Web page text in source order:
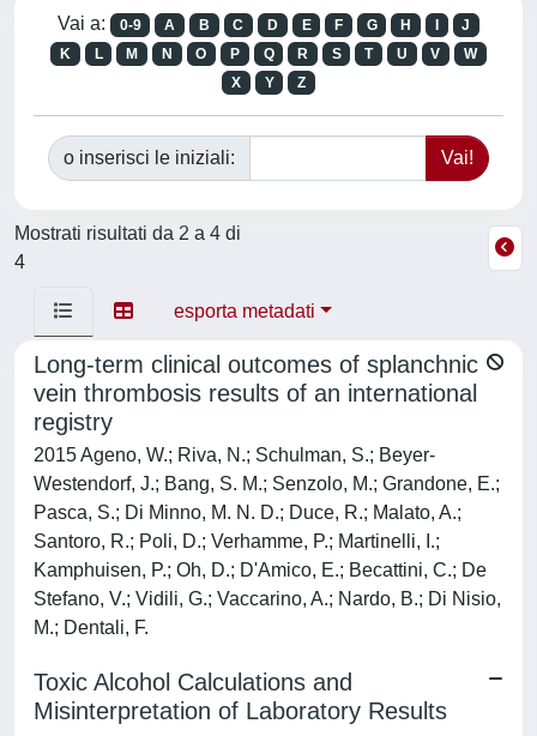
Vai a: 0-9 A B C D E F G H
J
K
L M N O P Q R S T U V
W
X
Y Z
o inserisci le iniziali:
Mostrati risultati da 2 a 4 di
4
esporta metadati
Long-term clinical outcomes of splanchnic
vein thrombosis results of an international
registry
2015 Ageno, W.; Riva, N.; Schulman, S.; Beyer-
Westendorf, J.; Bang, S. M.; Senzolo, M.; Grandone, E.;
Pasca, S.; Di Minno, M. N. D.; Duce, R.; Malato, A.;
Santoro, R.; Poli, D.; Verhamme, P.; Martinelli, I.;
Kamphuisen, P.; Oh, D.; D'Amico, E.; Becattini, C.; De
Stefano, V.; Vidili, G.; Vaccarino, A.; Nardo, B.; Di Nisio,
M.; Dentali, F.
Toxic Alcohol Calculations and
Misinterpretation of Laboratory Results